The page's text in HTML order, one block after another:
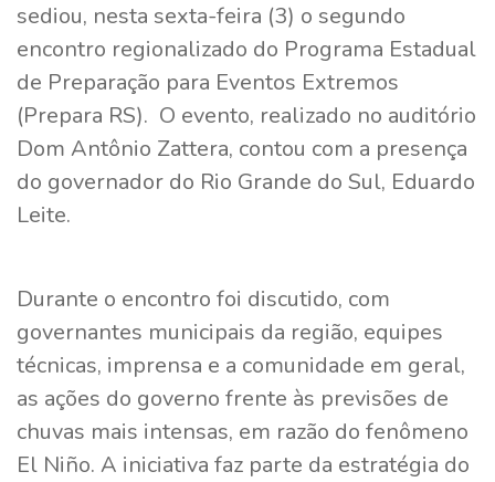
sediou, nesta sexta-feira (3) o segundo
encontro regionalizado do Programa Estadual
de Preparação para Eventos Extremos
(Prepara RS). O evento, realizado no auditório
Dom Antônio Zattera, contou com a presença
do governador do Rio Grande do Sul, Eduardo
Leite.
Durante o encontro foi discutido, com
governantes municipais da região, equipes
técnicas, imprensa e a comunidade em geral,
as ações do governo frente às previsões de
chuvas mais intensas, em razão do fenômeno
El Niño. A iniciativa faz parte da estratégia do